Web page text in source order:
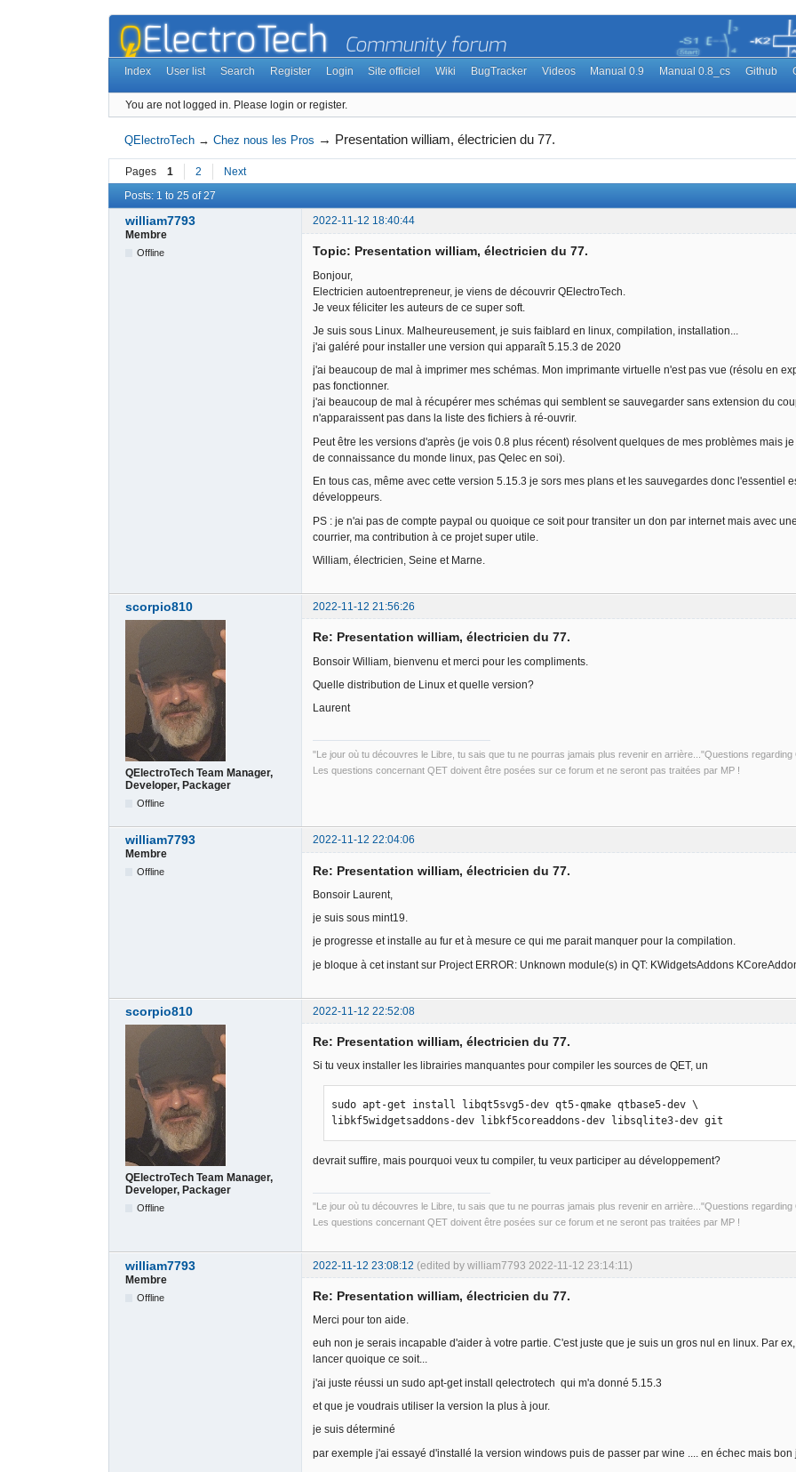
Index User list Search Register Login Site officiel Wiki BugTracker Videos Manual 0.9 Manual 0.8_cs Github
You are not logged in. Please login or register.
QElectroTech →Chez nous les Pros → Presentation william, électricien du 77.
Pages 1 2 Next
Posts: 1 to 25 of 27
william7793
2022-11-12 18:40:44
Membre
Offline Topic: Presentation william, électricien du 77.
Bonjour,
Electricien autoentrepreneur, je viens de découvrir QElectroTech.
Je veux féliciter les auteurs de ce super soft.
Je suis sous Linux. Malheureusement, je suis faiblard en linux, compilation, installation...
j'ai galéré pour installer une version qui apparaît 5.15.3 de 2020
j'ai beaucoup de mal à imprimer mes schémas. Mon imprimante virtuelle n'est pas vue (résolu en
pas fonctionner.
j'ai beaucoup de mal à récupérer mes schémas qui semblent se sauvegarder sans extension du
n'apparaissent pas dans la liste des fichiers à ré-ouvrir.
Peut être les versions d'après (je vois 0.8 plus récent) résolvent quelques de mes problèmes mais
de connaissance du monde linux, pas Qelec en soi).
En tous cas, même avec cette version 5.15.3 je sors mes plans et les sauvegardes donc l'essentiel
développeurs.
PS : je n'ai pas de compte paypal ou quoique ce soit pour transiter un don par internet mais avec
courrier, ma contribution à ce projet super utile.
William, électricien, Seine et Marne.
scorpio810 2022-11-12 21:56:26
QElectroTech Team Manager,
Developer, Packager
Offline
Re: Presentation william, électricien du 77.
Bonsoir William, bienvenu et merci pour les compliments.
Quelle distribution de Linux et quelle version?
Laurent
"Le jour où tu découvres le Libre, tu sais que tu ne pourras jamais plus revenir en arrière..."Questions
Les questions concernant QET doivent être posées sur ce forum et ne seront pas traitées par MP !
william7793
2022-11-12 22:04:06
Membre
Offline Re: Presentation william, électricien du 77.
Bonsoir Laurent,
je suis sous mint19.
je progresse et installe au fur et à mesure ce qui me parait manquer pour la compilation.
je bloque à cet instant sur Project ERROR: Unknown module(s) in QT: KWidgetsAddons
scorpio810 2022-11-12 22:52:08
QElectroTech Team Manager,
Developer, Packager
Offline
Re: Presentation william, électricien du 77.
Si tu veux installer les librairies manquantes pour compiler les sources de QET, un
sudo apt-get install libqt5svg5-dev qt5-qmake qtbase5-dev \
libkf5widgetsaddons-dev libkf5coreaddons-dev libsqlite3-dev git
devrait suffire, mais pourquoi veux tu compiler, tu veux participer au développement?
"Le jour où tu découvres le Libre, tu sais que tu ne pourras jamais plus revenir en arrière..."Questions
Les questions concernant QET doivent être posées sur ce forum et ne seront pas traitées par MP !
william7793 2022-11-12 23:08:12 (edited by william7793 2022-11-12 23:14:11)
Membre
Offline Re: Presentation william, électricien du 77.
Merci pour ton aide.
euh non je serais incapable d'aider à votre partie. C'est juste que je suis un gros nul en linux. Par
lancer quoique ce soit...
j'ai juste réussi un sudo apt-get install qelectrotech qui m'a donné 5.15.3
et que je voudrais utiliser la version la plus à jour.
je suis déterminé
par exemple j'ai essayé d'installé la version windows puis de passer par wine .... en échec mais